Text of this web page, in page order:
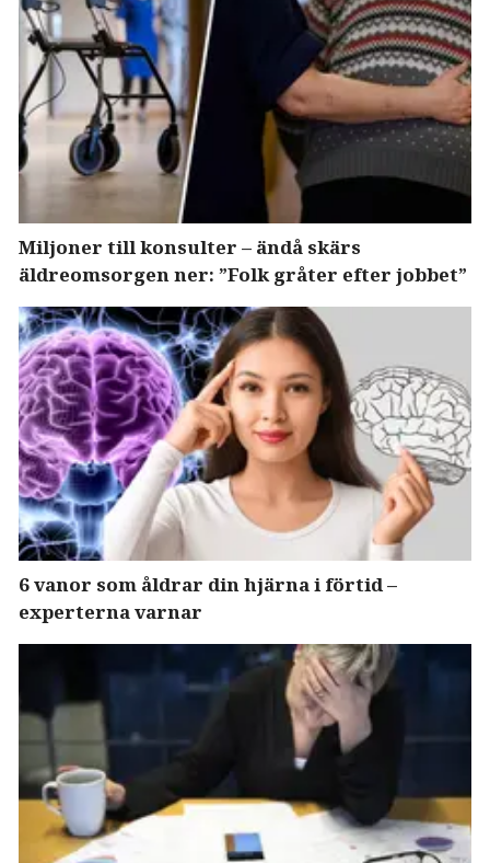
Miljoner till konsulter – ändå skärs
äldreomsorgen ner: ”Folk gråter efter jobbet”
6 vanor som åldrar din hjärna i förtid –
experterna varnar